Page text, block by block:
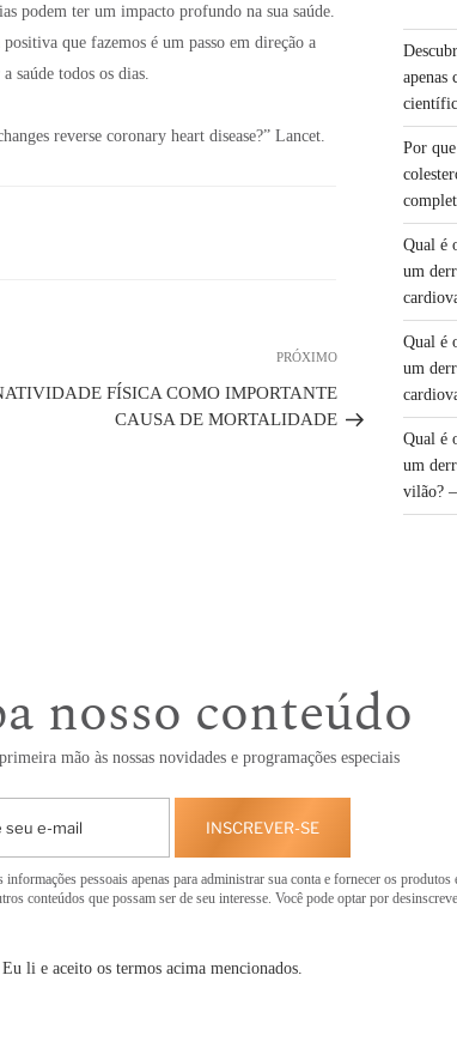
podem ter um impacto profundo na sua saúde.
que fazemos é um passo em direção a
saúde todos os dias.
reverse coronary heart disease?” Lancet.
Próximo
post
PRÓXIMO
FÍSICA COMO IMPORTANTE
CAUSA DE MORTALIDADE
apenas
Por
Qual é
um
Qual é
um
Qual é
um
vilão?
nosso conteúdo
mão às nossas novidades e programações especiais
INSCREVER-SE
pessoais apenas para administrar sua conta e fornecer os
conteúdos que possam ser de seu interesse. Você pode optar por
Eu li e aceito os termos acima mencionados.